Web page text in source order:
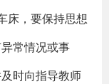
床，要保持思想
常情况或事
时向指导教师